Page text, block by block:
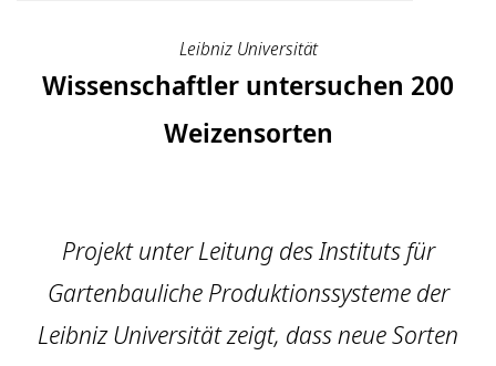
Leibniz Universität
Wissenschaftler un­ter­suchen 200
Weizensorten
Projekt unter Leitung des Instituts für
Gartenbauliche Produktionssysteme der
Leibniz Universität zeigt, dass neue Sorten